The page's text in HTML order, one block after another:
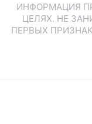
ИНФОРМАЦИЯ
ЦЕЛЯХ. НЕ
ПЕРВЫХ